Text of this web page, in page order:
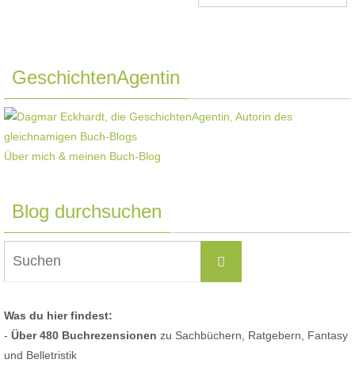
GeschichtenAgentin
Über mich & meinen Buch-Blog
Blog durchsuchen
Suchen
Was du hier findest:
- Über 480 Buchrezensionen zu Sachbüchern, Ratgebern, Fantasy
und Belletristik